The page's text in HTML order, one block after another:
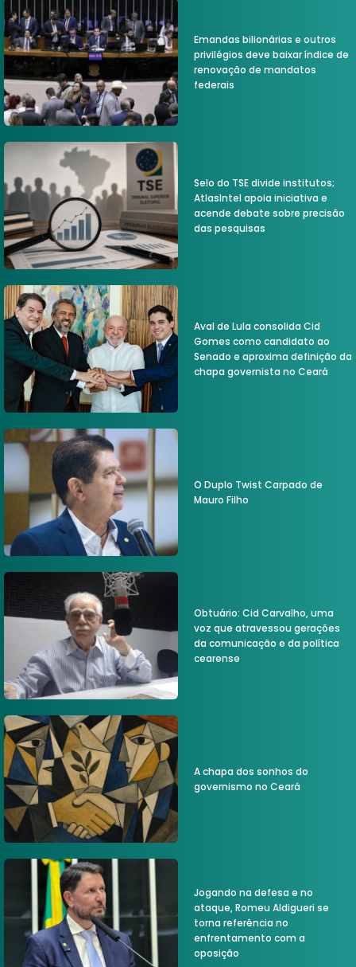
Emandas bilionárias e outros
privilégios deve baixar índice de
renovação de mandatos
federais
Selo do TSE divide institutos;
AtlasIntel apoia iniciativa e
acende debate sobre precisão
das pesquisas
Aval de Lula consolida Cid
Gomes como candidato ao
Senado e aproxima definição da
chapa governista no Ceará
O Duplo Twist Carpado de
Mauro Filho
Obtuário: Cid Carvalho, uma
voz que atravessou gerações
da comunicação e da política
cearense
A chapa dos sonhos do
governismo no Ceará
Jogando na defesa e no
ataque, Romeu Aldigueri se
torna referência no
enfrentamento com a
oposição